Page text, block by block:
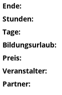
Ende:
Stunden:
Tage:
Bildungsurlaub:
Preis:
Veranstalter:
Partner: